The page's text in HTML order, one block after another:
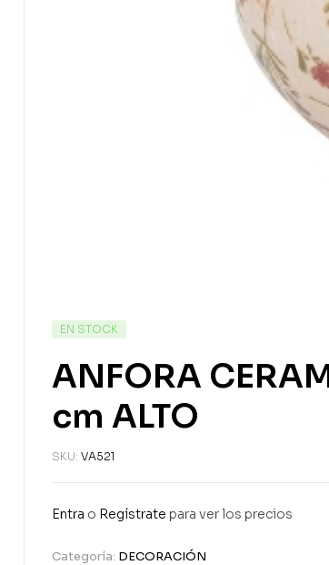
EN STOCK
ANFORA
cm ALTO
SKU: VA521
Entra o Regístrate para ver los precios
Categoría: DECORACIÓN